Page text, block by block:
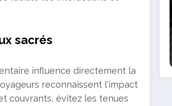
sacrés
influence directement la
reconnaissent l'impact
couvrants, évitez les tenues